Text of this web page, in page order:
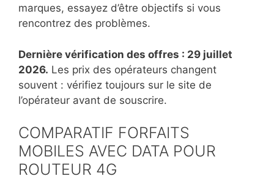
marques, essayez d’être objectifs si vous
rencontrez des problèmes.
Dernière vérification des offres : 29 juillet
2026. Les prix des opérateurs changent
souvent : vérifiez toujours sur le site de
l’opérateur avant de souscrire.
COMPARATIF FORFAITS
MOBILES AVEC DATA POUR
ROUTEUR 4G